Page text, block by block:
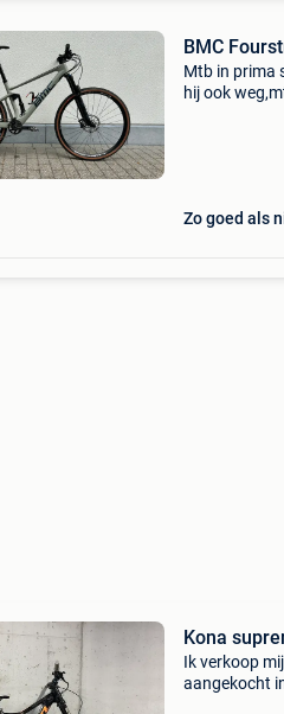
BMC
Mtb in prima
hij ook
Zo goed als
Kona
Ik verkoop
aangekocht